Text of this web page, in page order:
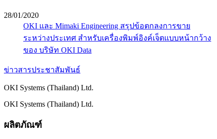
28/01/2020
OKI และ Mimaki Engineering สรุปข้อตกลงการขาย
ระหว่างประเทศ สำหรับเครื่องพิมพ์อิงค์เจ็ตแบบหน้ากว้าง
ของ บริษัท OKI Data
ข่าวสารประชาสัมพันธ์
OKI Systems (Thailand) Ltd.
OKI Systems (Thailand) Ltd.
ผลิตภัณฑ์